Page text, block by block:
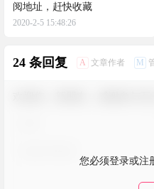
阅地址，赶快收藏
2020-2-5 15:48:26
24 条回复 A 文章作者 M
您必须登录或注